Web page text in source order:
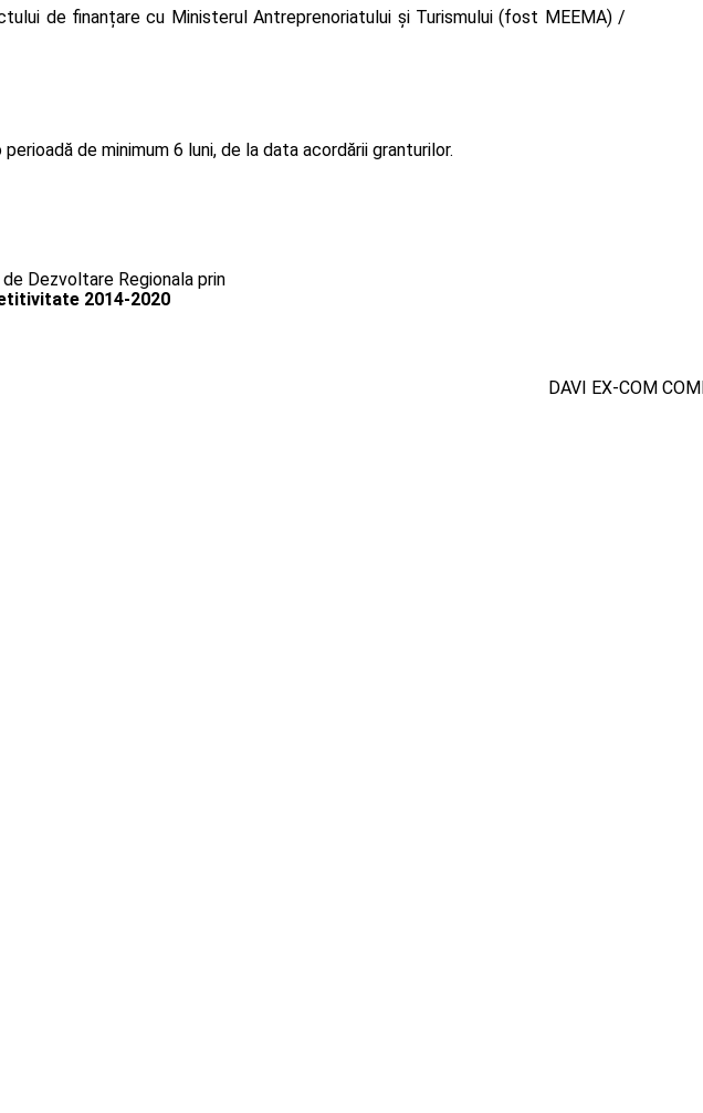
de finanțare cu Ministerul Antreprenoriatului și Turismului (fost MEEMA) /
de minimum 6 luni, de la data acordării granturilor.
Dezvoltare Regionala prin
2014-2020
DAVI EX-COM